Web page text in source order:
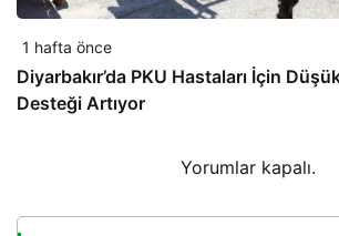
1 hafta önce
Diyarbakır’da PKU Hastaları İçin
Desteği Artıyor
Yorumlar kapalı.